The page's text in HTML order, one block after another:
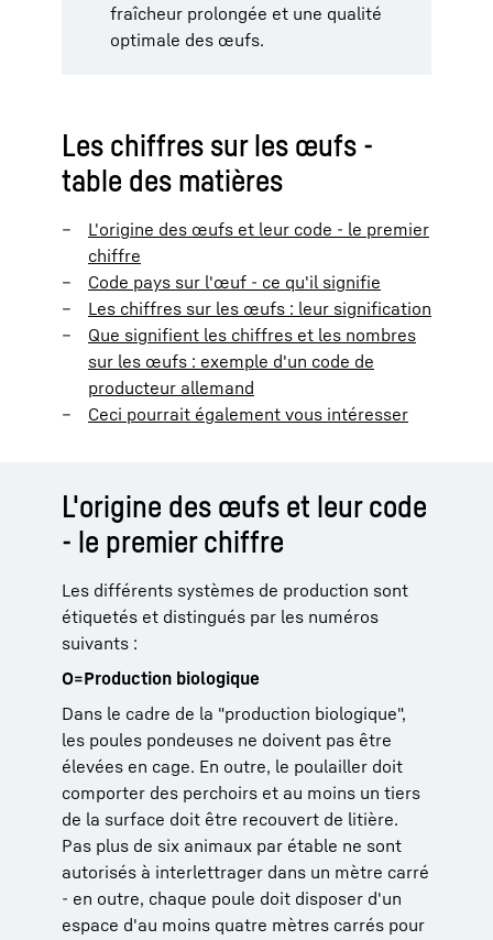
fraîcheur prolongée et une qualité
optimale des œufs.
Les chiffres sur les œufs -
table des matières
L'origine des œufs et leur code - le premier
chiffre
Code pays sur l'œuf - ce qu'il signifie
Les chiffres sur les œufs : leur signification
Que signifient les chiffres et les nombres
sur les œufs : exemple d'un code de
producteur allemand
Ceci pourrait également vous intéresser
L'origine des œufs et leur code
- le premier chiffre
Les différents systèmes de production sont
étiquetés et distingués par les numéros
suivants :
O=Production biologique
Dans le cadre de la "production biologique",
les poules pondeuses ne doivent pas être
élevées en cage. En outre, le poulailler doit
comporter des perchoirs et au moins un tiers
de la surface doit être recouvert de litière.
Pas plus de six animaux par étable ne sont
autorisés à interlettrager dans un mètre carré
- en outre, chaque poule doit disposer d'un
espace d'au moins quatre mètres carrés pour